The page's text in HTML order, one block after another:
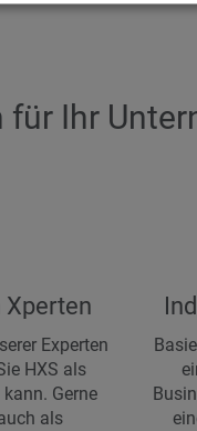
Ihr
Xperten
Experten
HXS als
Gerne
als